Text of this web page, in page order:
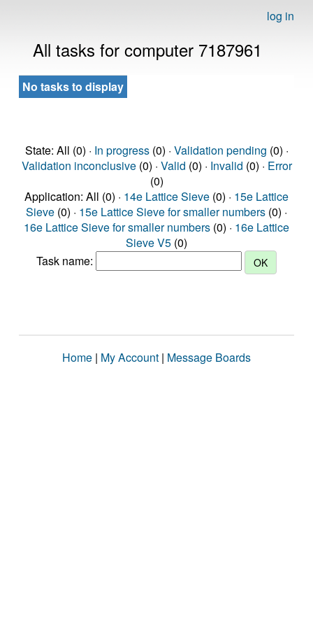
log in
All tasks for computer 7187961
No tasks to display
State: All (0) · In progress(0) · Validation pending (0) ·
Validation inconclusive(0) · Valid (0) · Invalid (0) · Error
(0)
Application: All (0) · 14e Lattice Sieve (0) · 15e Lattice
Sieve (0) · 15e Lattice Sieve for smaller numbers (0) ·
16e Lattice Sieve for smaller numbers (0) · 16e Lattice
Sieve V5 (0)
Task name:
Home | My Account | Message Boards